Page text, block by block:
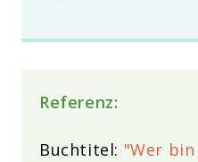
Referenz:
Buchtitel: "Wer bin